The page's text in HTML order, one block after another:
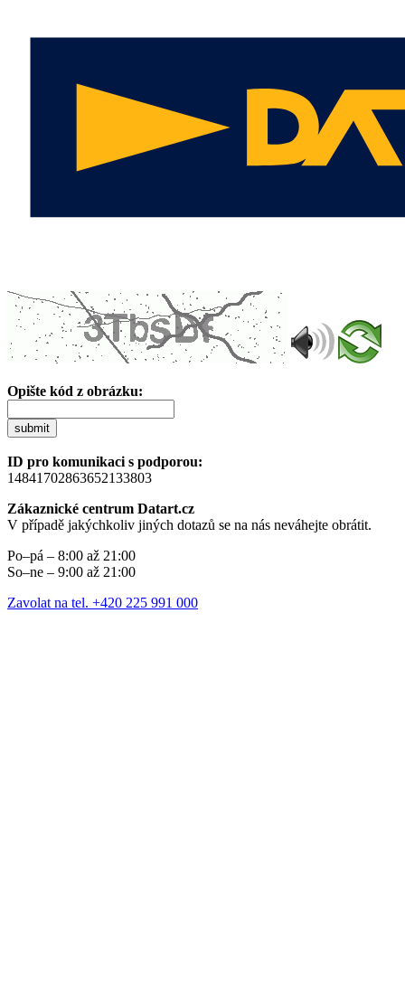
Opište kód z obrázku:
submit
ID pro komunikaci s podporou:
14841702863652133803
Zákaznické centrum Datart.cz
V případě jakýchkoliv jiných dotazů se na nás neváhejte obrátit.
Po–pá – 8:00 až 21:00
So–ne – 9:00 až 21:00
Zavolat na tel. +420 225 991 000